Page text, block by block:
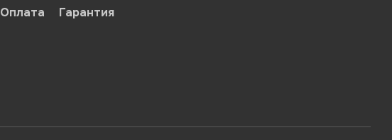
Оплата Гарантия